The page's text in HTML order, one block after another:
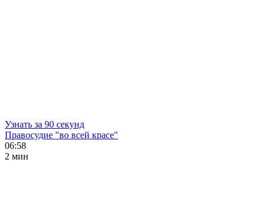
Узнать за 90 секунд
Правосудие "во всей красе"
06:58
2 мин